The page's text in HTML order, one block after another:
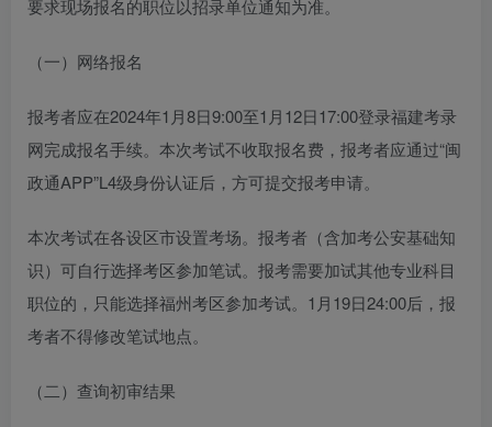
要求现场报名的职位以招录单位通知为准。
（一）网络报名
报考者应在2024年1月8日9:00至1月12日17:00登录福建考录
网完成报名手续。本次考试不收取报名费，报考者应通过“闽
政通APP”L4级身份认证后，方可提交报考申请。
本次考试在各设区市设置考场。报考者（含加考公安基础知
识）可自行选择考区参加笔试。报考需要加试其他专业科目
职位的，只能选择福州考区参加考试。1月19日24:00后，报
考者不得修改笔试地点。
（二）查询初审结果